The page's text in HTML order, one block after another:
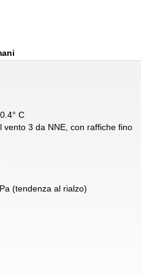
C
vento 3 da NNE, con raffiche fino
(tendenza al rialzo)